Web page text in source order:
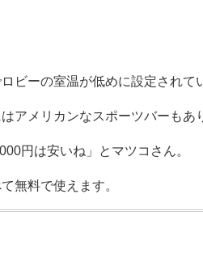
ビーの室温が低めに設定されて
アメリカンなスポーツバーもあ
円は安いね」とマツコさん。
無料で使えます。